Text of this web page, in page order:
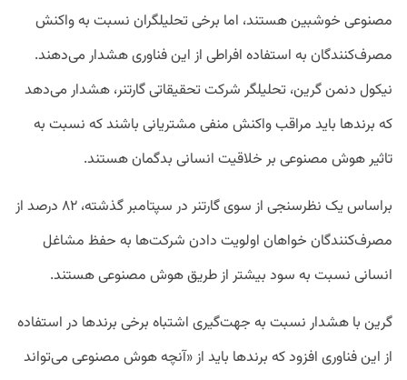
مصنوعی خوشبین هستند، اما برخی تحلیلگران نسبت به واکنش
مصرف‌کنندگان به استفاده افراطی از این فناوری هشدار می‌دهند.
نیکول دنمن گرین، تحلیلگر شرکت تحقیقاتی گارتنر، هشدار می‌دهد
که برند‌ها باید مراقب واکنش منفی مشتریانی باشند که نسبت به
تاثیر هوش مصنوعی بر خلاقیت انسانی بدگمان هستند.
براساس یک نظرسنجی از سوی گارتنر در سپتامبر گذشته، ۸۲ درصد از
مصرف‌کنندگان خواهان اولویت دادن شرکت‌ها به حفظ مشاغل
انسانی نسبت به سود بیشتر از طریق هوش مصنوعی هستند.
گرین با هشدار نسبت به جهت‌گیری اشتباه برخی برندها در استفاده
از این فناوری افزود که برند‌ها باید از «آنچه هوش مصنوعی می‌تواند